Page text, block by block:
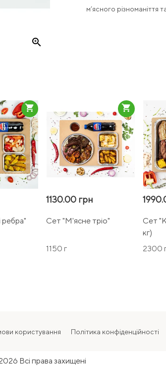
zoom_in
м’ясного різноманіття
ребра"
shopping_cart
1130.00 грн
Сет "М'ясне тріо"
1150 г
shopping_cart
Сет
кг)
2300
користування Політика конфіденційності
Всі права захищені